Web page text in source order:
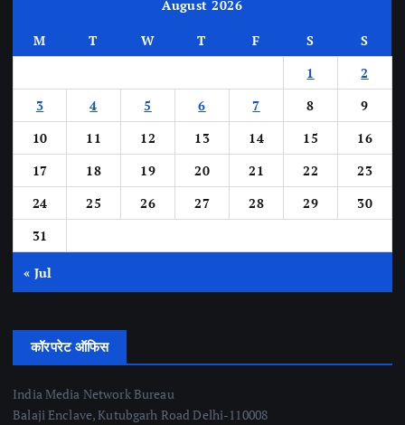
August 2026
M T W T F S
S
1
2
3
4 5 6 7 8
9
10
11 12 13 14 15
16
17
18 19 20 21 22
23
24
25 26 27 28 29
30
31
« Jul
कॉरपरेट ऑफिस
India Media Network Bureau
Balaji Enclave, Kutubgarh Road Delhi-110008